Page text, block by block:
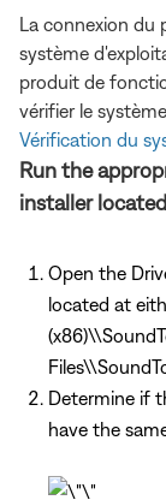
La connexion
système
produit de
vérifier le
Vérification du
Run the
installer
Open the
located at
Determine if
have the